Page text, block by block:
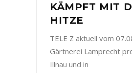
KÄMPFT MIT
HITZE
TELE Z aktuell vom
Gärtnerei Lamprecht
Illnau und in